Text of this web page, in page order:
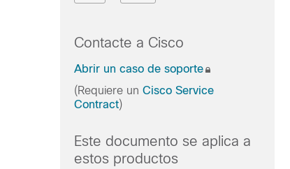
Contacte a Cisco
Abrir un caso de soporte
(Requiere un Cisco Service
Contract)
Este documento se aplica a
estos productos